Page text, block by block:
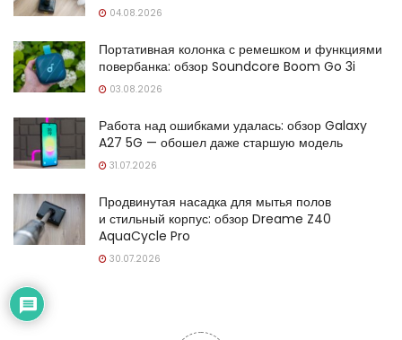
04.08.2026
Портативная колонка с ремешком и функциями
повербанка: обзор Soundcore Boom Go 3i
03.08.2026
Работа над ошибками удалась: обзор Galaxy
A27 5G — обошел даже старшую модель
31.07.2026
Продвинутая насадка для мытья полов
и стильный корпус: обзор Dreame Z40
AquaCycle Pro
30.07.2026